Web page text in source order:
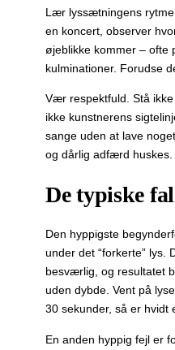
Lær lyssætningens
en koncert, observer
øjeblikke kommer – ofte
kulminationer. Forudse
Vær respektfuld. Stå
ikke kunstnerens
sange uden at lave
og dårlig adfærd huskes.
De typiske
Den hyppigste
under det “forkerte”
besværlig, og resultatet
uden dybde. Vent på
30 sekunder, så er hvidt
En anden hyppig fejl er